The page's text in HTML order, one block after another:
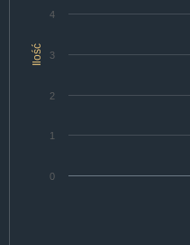
Ilość
0
1
2
3
4